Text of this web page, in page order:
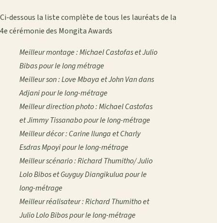
Ci-dessous la liste complète de tous les lauréats de la
4e cérémonie des Mongita Awards
Meilleur montage : Michael Castofas et Julio
Bibas pour le long métrage
Meilleur son : Love Mbaya et John Van dans
Adjani pour le long-métrage
Meilleur direction photo : Michael Castofas
et Jimmy Tissanabo pour le long-métrage
Meilleur décor : Carine Ilunga et Charly
Esdras Mpoyi pour le long-métrage
Meilleur scénario : Richard Thumitho/ Julio
Lolo Bibos et Guyguy Diangikulua pour le
long-métrage
Meilleur réalisateur : Richard Thumitho et
Julio Lolo Bibos pour le long-métrage